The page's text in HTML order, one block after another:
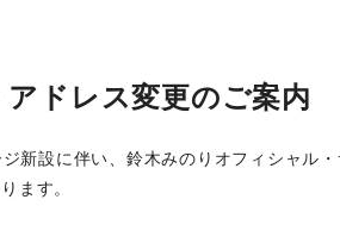
ドレス変更のご案内
新設に伴い、鈴木みのりオフィシャル
ます。